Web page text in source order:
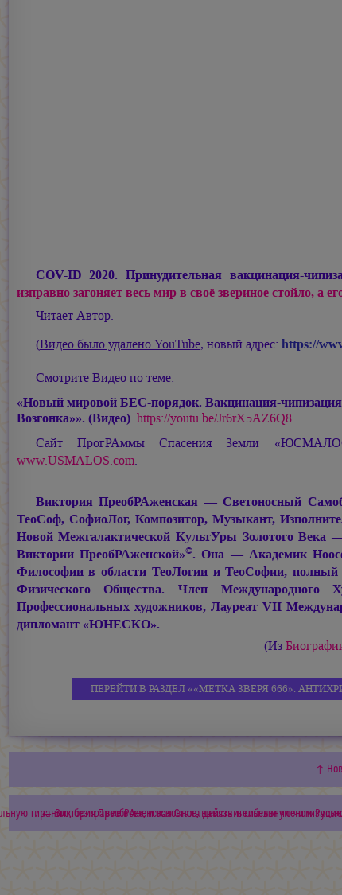
COV-ID 2020. Принудительная вакцинация-
изправно загоняет весь мир в своё звериное стойло, а
Читает Автор.
(Видео было удалено YouTube, новый адрес: https://
Смотрите Видео по теме:
«Новый мировой БЕС-порядок. Вакцинация-
Возгонка»». (Видео). https://youtu.be/Jr6rX5AZ6Q8
Сайт ПрогРАммы Спасения Земли
www.USMALOS.com.
Виктория ПреобРАженская — Светоносный
ТеоСоф, СофиоЛог, Композитор, Музыкант,
Новой Межгалактической КультУры Золотого Века
Виктории ПреобРАженской»©. Она — Академик
Философии в области ТеоЛогии и ТеоСофии, полный
Физического Общества. Член Международного
Профессиональных художников, Лауреат VII
дипломант «ЮНЕСКО».
(Из
ПЕРЕЙТИ В РАЗДЕЛ ««МЕТКА ЗВЕРЯ 666».
↑
← Виктория ПреобРАженская Cтала действительным членом
тиранию, безправие всех, и основное, навязать гибельную